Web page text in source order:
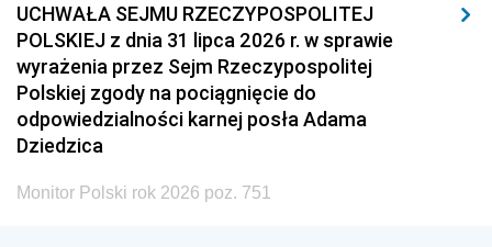
UCHWAŁA SEJMU RZECZYPOSPOLITEJ
POLSKIEJ z dnia 31 lipca 2026 r. w sprawie
wyrażenia przez Sejm Rzeczypospolitej
Polskiej zgody na pociągnięcie do
odpowiedzialności karnej posła Adama
Dziedzica
Monitor Polski rok 2026 poz. 751